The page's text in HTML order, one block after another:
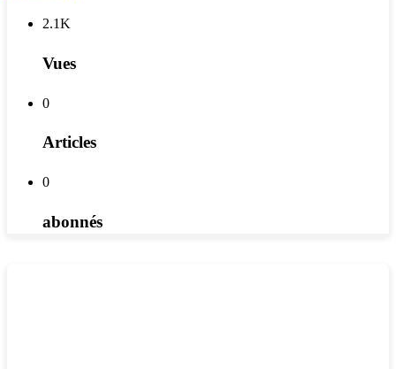
2.1K
Vues
0
Articles
0
abonnés